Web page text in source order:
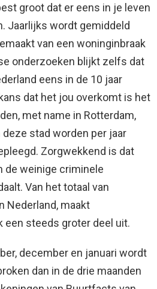
groot dat er eens in je leven
Jaarlijks wordt gemiddeld
van een woninginbraak
onderzoeken blijkt zelfs dat
eens in de 10 jaar
dat het jou overkomt is het
met name in Rotterdam,
stad worden per jaar
Zorgwekkend is dat
de weinige criminele
Van het totaal van
Nederland, maakt
een steeds groter deel uit.
december en januari wordt
dan in de drie maanden